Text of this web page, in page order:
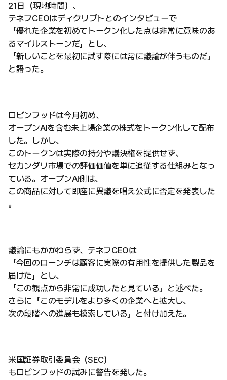
21日（現地時間）、
テネフCEOはディクリプトとのインタビューで
「優れた企業を初めてトークン化した点は非常に意味のあ
るマイルストーンだ」とし、
「新しいことを最初に試す際には常に議論が伴うものだ」
と語った。
ロビンフッドは今月初め、
オープンAIを含む未上場企業の株式をトークン化して配布
した。しかし、
このトークンは実際の持分や議決権を提供せず、
セカンダリ市場での評価価値を単に追従する仕組みとなっ
ている。オープンAI側は、
この商品に対して即座に異議を唱え公式に否定を発表した
。
議論にもかかわらず、テネフCEOは
「今回のローンチは顧客に実際の有用性を提供した製品を
届けた」とし、
「この観点から非常に成功したと見ている」と述べた。
さらに「このモデルをより多くの企業へと拡大し、
次の段階への進展も模索している」と付け加えた。
米国証券取引委員会（SEC）
もロビンフッドの試みに警告を発した。